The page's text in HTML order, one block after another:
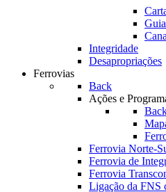
Integridade
Desapropriações
Ferrovias
Back
Ações e
Ferrovia Norte-
Ferrovia de
Ferrovia
Ligação da FNS